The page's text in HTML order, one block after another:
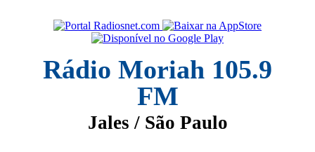
Rádio Moriah 105.9
FM
Jales / São Paulo